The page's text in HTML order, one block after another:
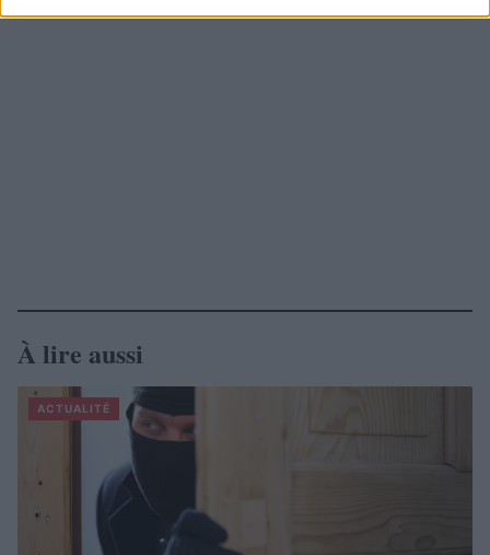
À lire aussi
ACTUALITÉ